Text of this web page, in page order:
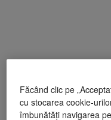
Făcând clic pe
cu stocarea cookie-
îmbunătăți navigarea